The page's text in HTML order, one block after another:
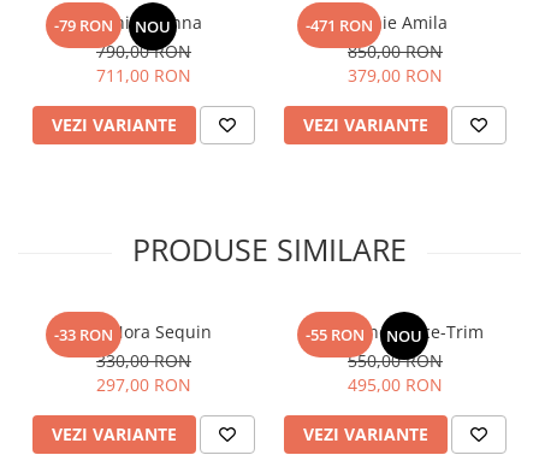
-79 RON NOU
Rochie Gianna
790,00 RON
711,00 RON
VEZI VARIANTE
-471 RONRochie Amila
850,00 RON
379,00 RON
VEZI VARIANTE
PRODUSE SIMILARE
-33 RONTop Nora Sequin
330,00 RON
297,00 RON
VEZI VARIANTE
-55 RON NOU
Fusta Linen Lace-Trim
550,00 RON
495,00 RON
VEZI VARIANTE